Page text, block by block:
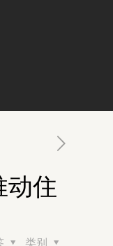
动住
类别